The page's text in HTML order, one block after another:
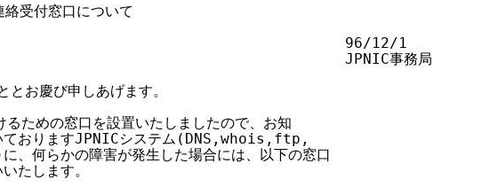
付窓口について
96/12/1
JPNIC事務局
お慶び申しあげます。
ための窓口を設置いたしましたので、お知
ておりますJPNICシステム(DNS,whois,ftp,
らかの障害が発生した場合には、以下の窓口
たします。